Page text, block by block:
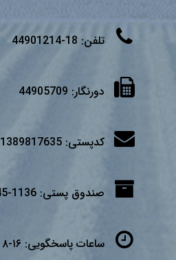
تلفن: 18-44901214
دورنگار: 44905709
کدپستی: 1389817635
صندوق پستی: 1136-13445
ساعات پاسخگویی: ۱۶-۸